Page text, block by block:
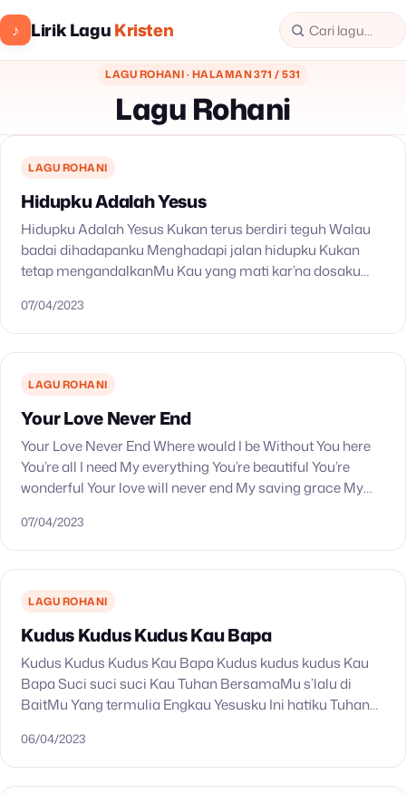
♪ Lirik LaguKristen
LAGU ROHANI · HALAMAN 371 / 531
Lagu Rohani
LAGU ROHANI
Hidupku Adalah Yesus
Hidupku Adalah Yesus Kukan terus berdiri teguh Walau
badai dihadapanku Menghadapi jalan hidupku Kukan
tetap mengandalkanMu Kau yang mati kar’na dosaku
yang mulia maha kuasa…
07/04/2023
LAGU ROHANI
Your Love Never End
Your Love Never End Where would I be Without You here
You’re all I need My everything You’re beautiful You’re
wonderful Your love will never end My saving grace My
07/04/2023
LAGU ROHANI
Kudus Kudus Kudus Kau Bapa
Kudus Kudus Kudus Kau Bapa Kudus kudus kudus Kau
Bapa Suci suci suci Kau Tuhan BersamaMu s’lalu di
BaitMu Yang termulia Engkau Yesusku Ini hatiku Tuhan
06/04/2023